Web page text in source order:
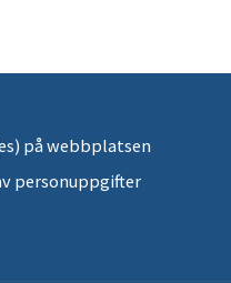
på webbplatsen
personuppgifter